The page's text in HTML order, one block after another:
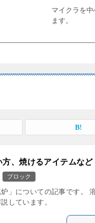
マイクラを
ます。
方、焼けるアイテムなど
ブロック
」についての記事です。
しています。